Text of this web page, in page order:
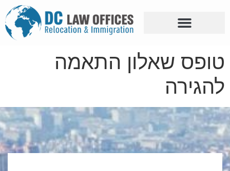
טופס שאלון התאמה
להגירה